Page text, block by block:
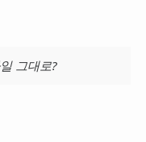
그대로?